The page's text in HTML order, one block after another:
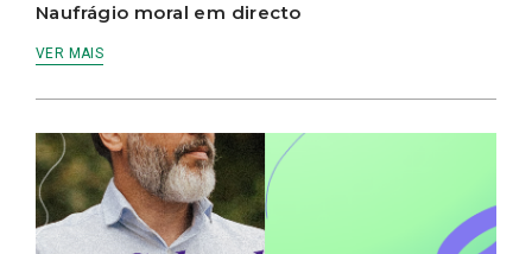
Naufrágio moral em directo
VER MAIS